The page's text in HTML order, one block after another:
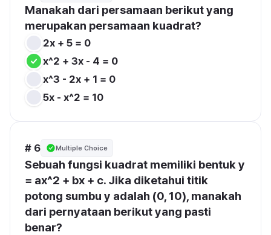
Manakah dari persamaan berikut yang
merupakan persamaan kuadrat?
2x + 5 = 0
x^2 + 3x - 4 = 0
x^3 - 2x + 1 = 0
5x - x^2 = 10
# 6 Multiple Choice
Sebuah fungsi kuadrat memiliki bentuk y
= ax^2 + bx + c. Jika diketahui titik
potong sumbu y adalah (0, 10), manakah
dari pernyataan berikut yang pasti
benar?